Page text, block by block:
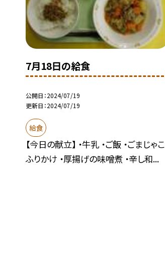
7月18日の給食
公開日 2024/07/19
更新日 2024/07/19
給食
【今日の献立】 ・牛乳 ・ご飯 ・ごまじゃこ
ふりかけ ・厚揚げの味噌煮 ・辛し和...